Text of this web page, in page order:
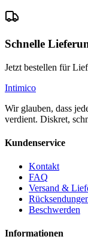
Schnelle
Jetzt bestellen für
Intimico
Wir glauben, dass
verdient. Diskret,
Kundenservice
Kontakt
FAQ
Versand &
Beschwerden
Informationen